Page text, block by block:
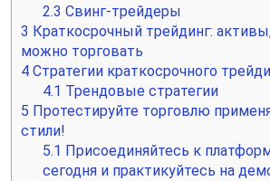
2.3 Свинг-трейдеры
3 Краткосрочный трейдинг:
можно торговать
4 Стратегии краткосрочного
4.1 Трендовые стратегии
5 Протестируйте торговлю
стили!
5.1 Присоединяйтесь к
сегодня и практикуйтесь на